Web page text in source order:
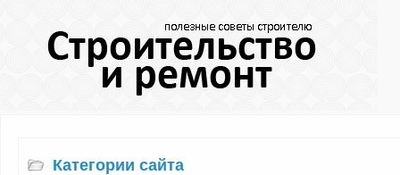
Категории сайта